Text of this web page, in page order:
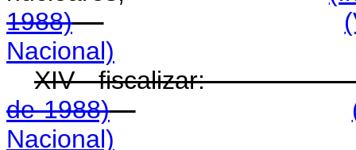
1988)
Nacional)
XIV -
de 1988)
Nacional)